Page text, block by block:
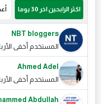
اكثر الرابحين اخر 30 يوما
NBT bloggers
المستخدم أخفى
Ahmed Adel
المستخدم أخفى
Abdullah